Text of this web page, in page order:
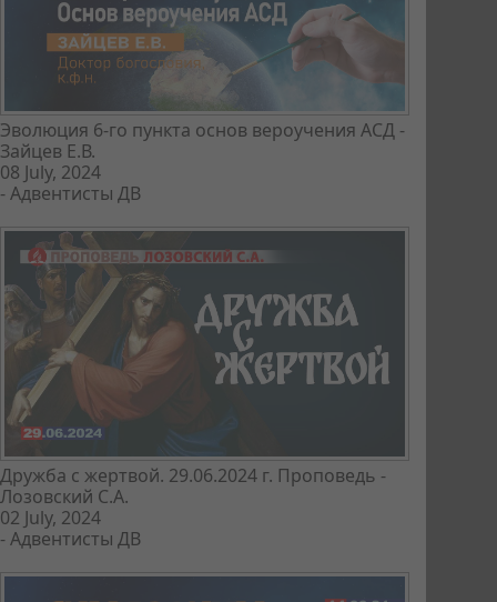
Эволюция 6-го пункта основ вероучения АСД -
Зайцев Е.В.
08 July, 2024
-Адвентисты ДВ
Дружба с жертвой. 29.06.2024 г. Проповедь -
Лозовский С.А.
02 July, 2024
-Адвентисты ДВ